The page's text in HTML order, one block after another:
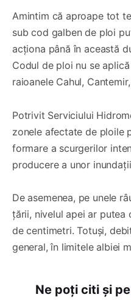
Amintim că aproape tot
sub cod galben de ploi
acționa până în această
Codul de ploi nu se
raioanele Cahul,
Potrivit Serviciului
zonele afectate de ploile
formare a scurgerilor
producere a unor
De asemenea, pe unele
țării, nivelul apei ar
de centimetri. Totuși,
general, în limitele albiei
Ne poți citi și pe